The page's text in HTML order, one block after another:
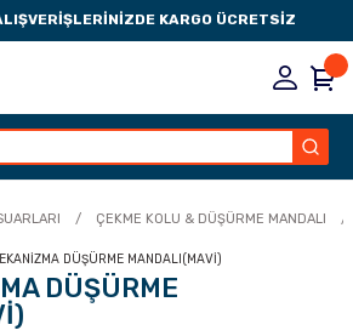
KARGO ÜCRETSİZ
Geri Dön
Geri Dön
Geri Dön
Geri Dön
ÇEKME KOLU & DÜŞÜRME MANDALI
DÜŞÜRME